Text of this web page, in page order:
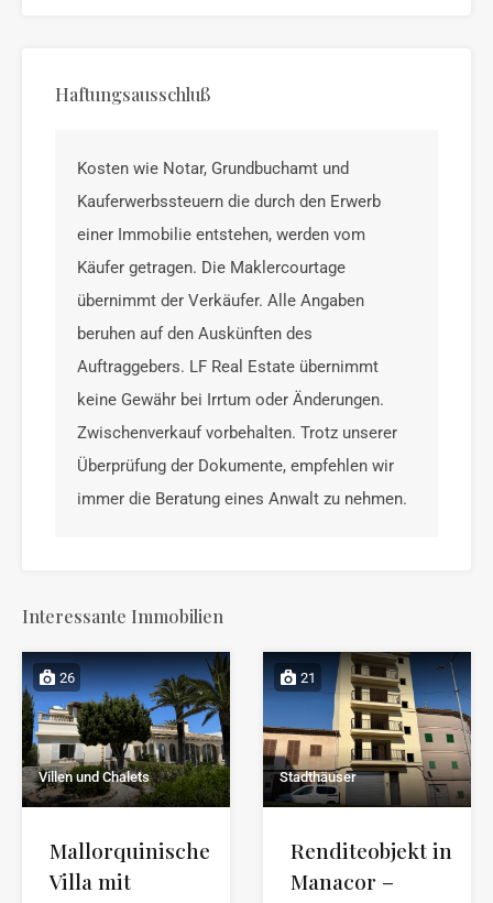
Haftungsausschluß
Kosten wie Notar, Grundbuchamt und
Kauferwerbssteuern die durch den Erwerb
einer Immobilie entstehen, werden vom
Käufer getragen. Die Maklercourtage
übernimmt der Verkäufer. Alle Angaben
beruhen auf den Auskünften des
Auftraggebers. LF Real Estate übernimmt
keine Gewähr bei Irrtum oder Änderungen.
Zwischenverkauf vorbehalten. Trotz unserer
Überprüfung der Dokumente, empfehlen wir
immer die Beratung eines Anwalt zu nehmen.
Interessante Immobilien
26
Villen und Chalets
Mallorquinische
Villa mit
21
Stadthäuser
Renditeobjekt in
Manacor –